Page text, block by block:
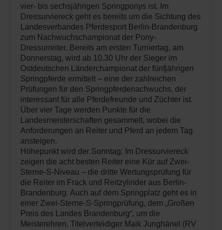
vier- bis sechsjährigen Springponys ist. Im
Dressurviereck geht es bereits um die Sichtung des
Landesverbandes Pferdesport Berlin-Brandenburg
zum Nachwuchschampionat der Pony-
Dressurreiter. Bereits am ersten Turniertag, am
Donnerstag, wird ab 10.30 Uhr der Sieger im
Ostdeutschen Länderchampionat der fünfjährigen
Springpferde ermittelt – eine der zahlreichen
Prüfungen für den Springpferdenachwuchs, der
interessant für alle Pferdefreunde und Züchter ist.
Über vier Tage werden Punkte für die
Landesmeisterschaften gesammelt, wobei die
Anforderungen an Reiter und Pferd an jedem Tag
ansteigen.
Höhepunkt wird der Sonntag: Im Dressurviereck
zeigen die acht besten Reiter eine Kür auf Zwei-
Sterne-S-Niveau – die dritte Wertungsprüfung für
die Reiter im Frack und Reitzylinder aus Berlin-
Brandenburg. Auch auf dem Springplatz geht es in
einer Zwei-Sterne-S-Springprüfung, dem „Großen
Preis des Landes Brandenburg“, um die
Meisterehren. Titelverteidiger Maik Junghänel (RV